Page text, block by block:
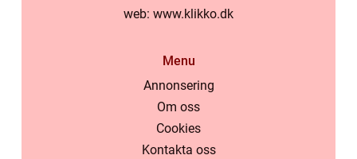
web: www.klikko.dk
Menu
Annonsering
Om oss
Cookies
Kontakta oss